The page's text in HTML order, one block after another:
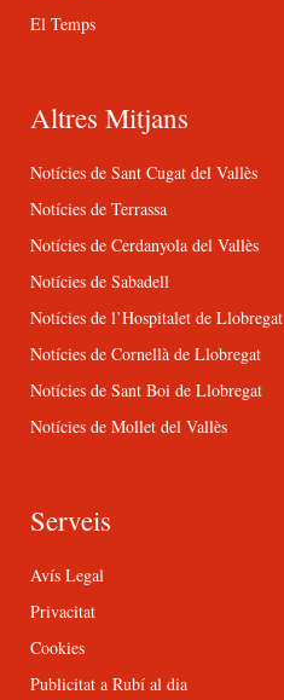
El Temps
Altres Mitjans
Notícies de Sant Cugat del Vallès
Notícies de Terrassa
Notícies de Cerdanyola del Vallès
Notícies de Sabadell
Notícies de l’Hospitalet de Llobregat
Notícies de Cornellà de Llobregat
Notícies de Sant Boi de Llobregat
Notícies de Mollet del Vallès
Serveis
Avís Legal
Privacitat
Cookies
Publicitat a Rubí al dia